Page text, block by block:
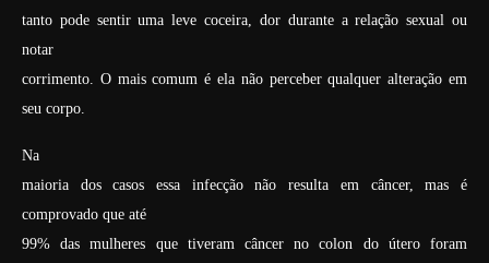
tanto pode sentir uma leve coceira, dor durante a relação sexual ou
notar
corrimento. O mais comum é ela não perceber qualquer alteração em
seu corpo.
Na
maioria dos casos essa infecção não resulta em câncer, mas é
comprovado que até
99% das mulheres que tiveram câncer no colon do útero foram